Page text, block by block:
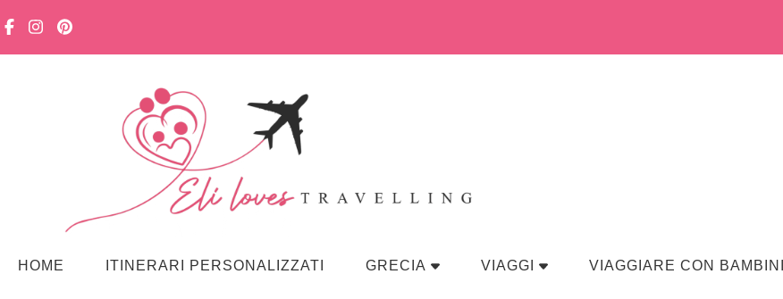
Eli loves travelling
Viaggiare in famiglia, senza stress. Con curiosità, lentezza e meraviglia
HOME ITINERARI PERSONALIZZATI GRECIA VIAGGI VIAGGIARE CON BAMBINI